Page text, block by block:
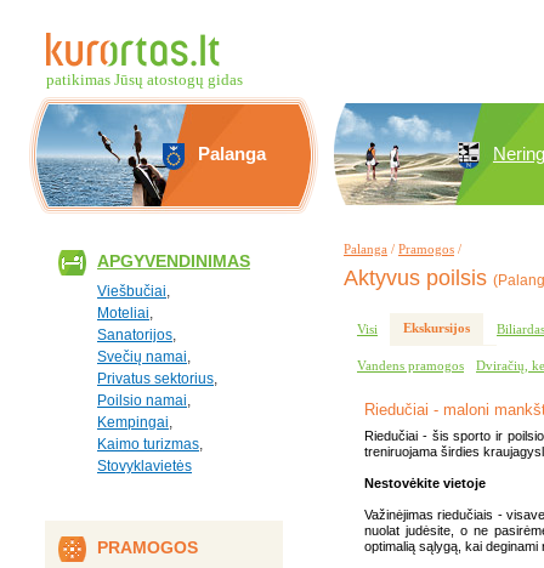
patikimas Jūsų atostogų gidas
Palanga
APGYVENDINIMAS
Viešbučiai,
Moteliai,
Sanatorijos,
Svečių namai,
Privatus sektorius,
Poilsio namai,
Kempingai,
Kaimo turizmas,
Stovyklavietės
PRAMOGOS
Palanga / Pramogos /
Aktyvus poilsis
Visi Ekskursijos Biliardas
Vandens pramogos Dviračių,
Riedučiai - maloni
Riedučiai - šis sporto ir
treniruojama širdies
Nestovėkite vietoje
Važinėjimas riedučiais -
nuolat judėsite, o ne
optimalią sąlygą, kai deginami